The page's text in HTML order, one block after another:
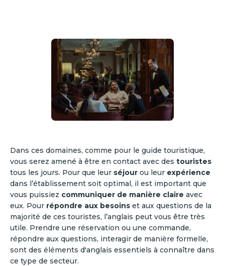
Dans ces domaines, comme pour le guide touristique,
vous serez amené à être en contact avec des touristes
tous les jours. Pour que leur séjour ou leur expérience
dans l’établissement soit optimal, il est important que
vous puissiez communiquer de manière claire avec
eux. Pour répondre aux besoins et aux questions de la
majorité de ces touristes, l’anglais peut vous être très
utile. Prendre une réservation ou une commande,
répondre aux questions, interagir de manière formelle,
sont des éléments d'anglais essentiels à connaître dans
ce type de secteur.